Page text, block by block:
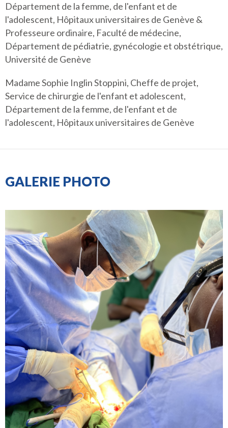
Département de la femme, de l'enfant et de
l'adolescent, Hôpitaux universitaires de Genève &
Professeure ordinaire, Faculté de médecine,
Département de pédiatrie, gynécologie et obstétrique,
Université de Genève
Madame Sophie Inglin Stoppini, Cheffe de projet,
Service de chirurgie de l'enfant et adolescent,
Département de la femme, de l'enfant et de
l'adolescent, Hôpitaux universitaires de Genève
GALERIE PHOTO